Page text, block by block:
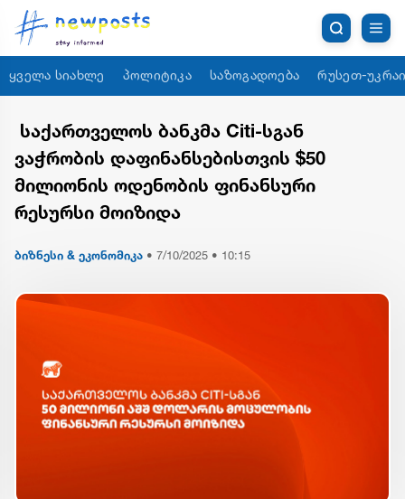
ყველა სიახლე პოლიტიკა საზოგადოება რუსეთ-
საქართველოს ბანკმა Citi-სგან
ვაჭრობის დაფინანსებისთვის $50
მილიონის ოდენობის ფინანსური
რესურსი მოიზიდა
ბიზნესი & ეკონომიკა • 7/10/2025 • 10:15